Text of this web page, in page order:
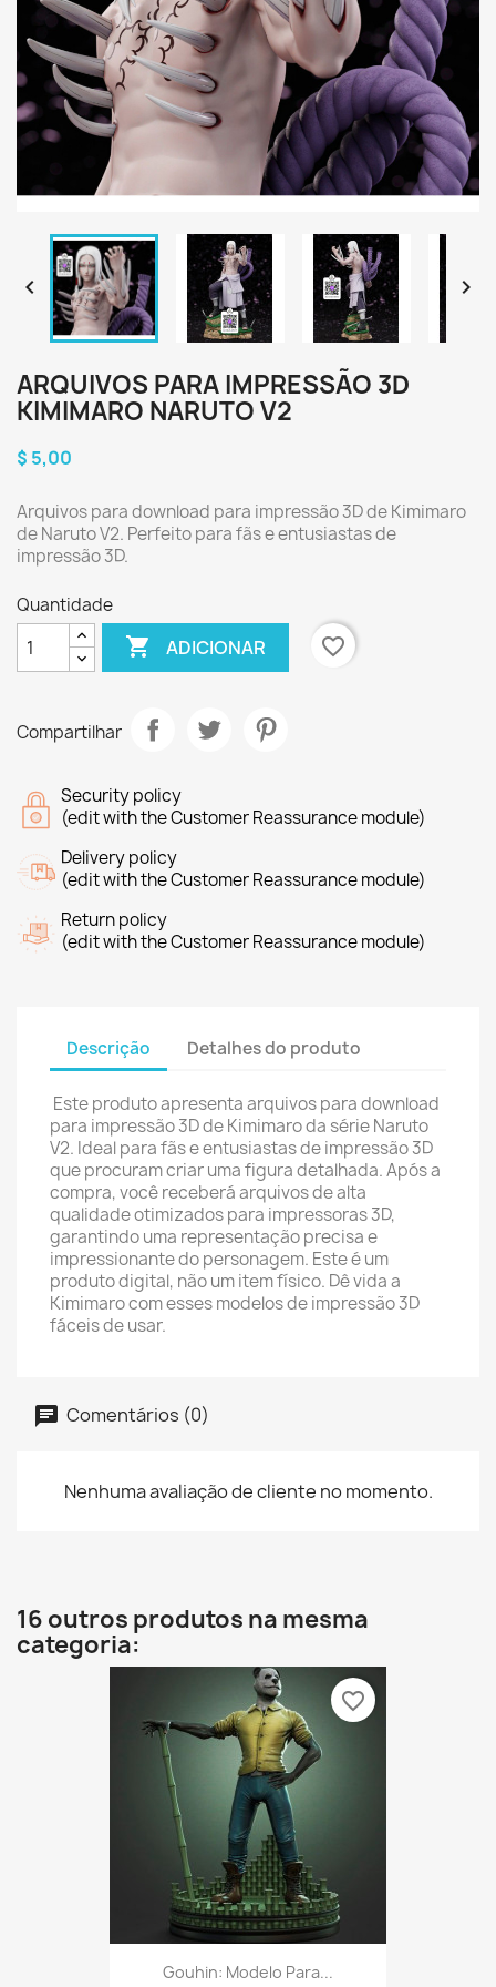
 
ARQUIVOS PARA IMPRESSÃO 3D
KIMIMARO NARUTO V2
$ 5,00
Arquivos para download para impressão 3D de Kimimaro
de Naruto V2. Perfeito para fãs e entusiastas de
impressão 3D.
Quantidade
 ADICIONAR favorite_border
Compartilhar
Security policy
(edit with the Customer Reassurance module)
Delivery policy
(edit with the Customer Reassurance module)
Return policy
(edit with the Customer Reassurance module)
Descrição Detalhes do produto
Este produto apresenta arquivos para download
para impressão 3D de Kimimaro da série Naruto
V2. Ideal para fãs e entusiastas de impressão 3D
que procuram criar uma figura detalhada. Após a
compra, você receberá arquivos de alta
qualidade otimizados para impressoras 3D,
garantindo uma representação precisa e
impressionante do personagem. Este é um
produto digital, não um item físico. Dê vida a
Kimimaro com esses modelos de impressão 3D
fáceis de usar.
Comentários (0)
Nenhuma avaliação de cliente no momento.
16 outros produtos na mesma
categoria:
Gouhin: Modelo Para...
favorite_border